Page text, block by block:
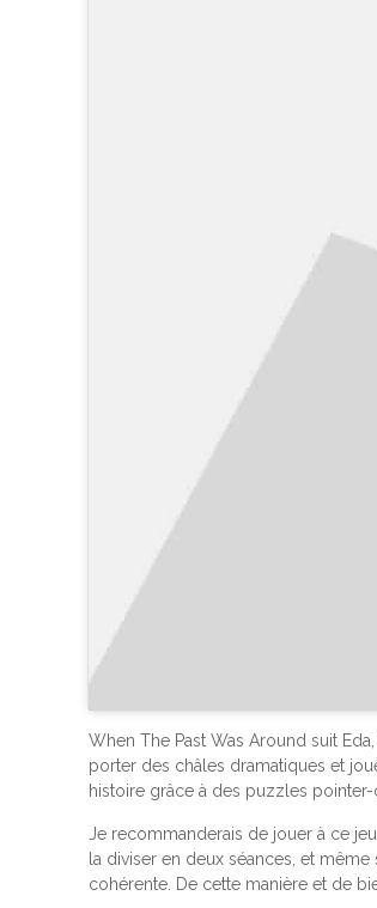
When The Past Was Around suit
porter des châles dramatiques et
histoire grâce à des puzzles
Je recommanderais de jouer à ce
la diviser en deux séances, et même
cohérente. De cette manière et de